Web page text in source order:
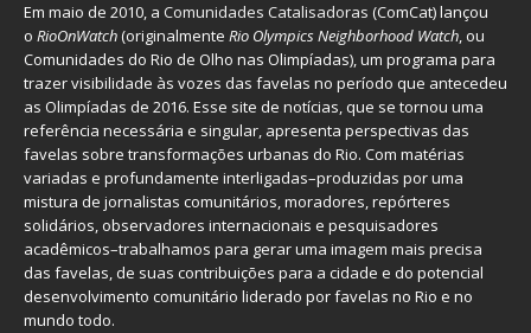
Em maio de 2010, a Comunidades Catalisadoras (ComCat) lançou
o RioOnWatch(originalmente Rio Olympics Neighborhood Watch, ou
Comunidades do Rio de Olho nas Olimpíadas), um programa para
trazer visibilidade às vozes das favelas no período que antecedeu
as Olimpíadas de 2016. Esse site de notícias, que se tornou uma
referência necessária e singular, apresenta perspectivas das
favelas sobre transformações urbanas do Rio. Com matérias
variadas e profundamente interligadas–produzidas por uma
mistura de jornalistas comunitários, moradores, repórteres
solidários, observadores internacionais e pesquisadores
acadêmicos–trabalhamos para gerar uma imagem mais precisa
das favelas, de suas contribuições para a cidade e do potencial
desenvolvimento comunitário liderado por favelas no Rio e no
mundo todo.